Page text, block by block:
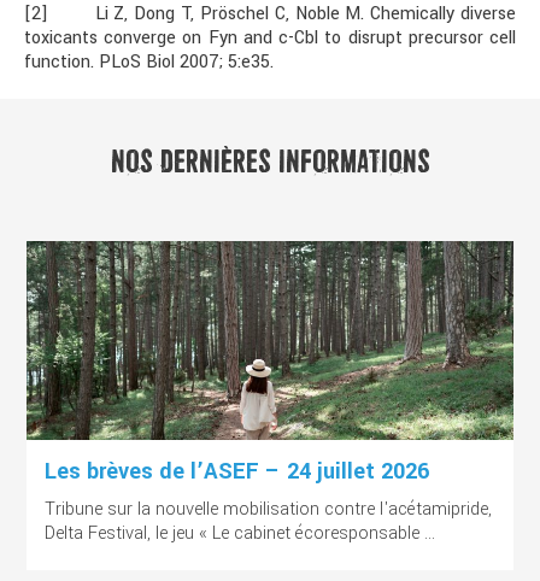
[2] Li Z, Dong T, Pröschel C, Noble M. Chemically diverse
toxicants converge on Fyn and c-Cbl to disrupt precursor cell
function. PLoS Biol 2007; 5:e35.
NOS DERNIÈRES INFORMATIONS
Les brèves de l’ASEF – 24 juillet 2026
Tribune sur la nouvelle mobilisation contre l'acétamipride,
Delta Festival, le jeu « Le cabinet écoresponsable ...